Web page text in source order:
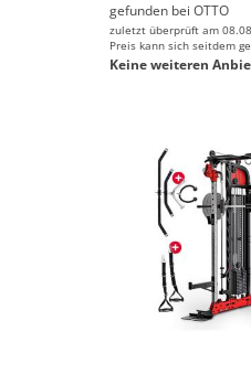
gefunden bei OTTO
zuletzt überprüft am
Preis kann sich seitdem
Keine weiteren